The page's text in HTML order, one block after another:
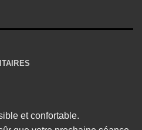
et confortable.